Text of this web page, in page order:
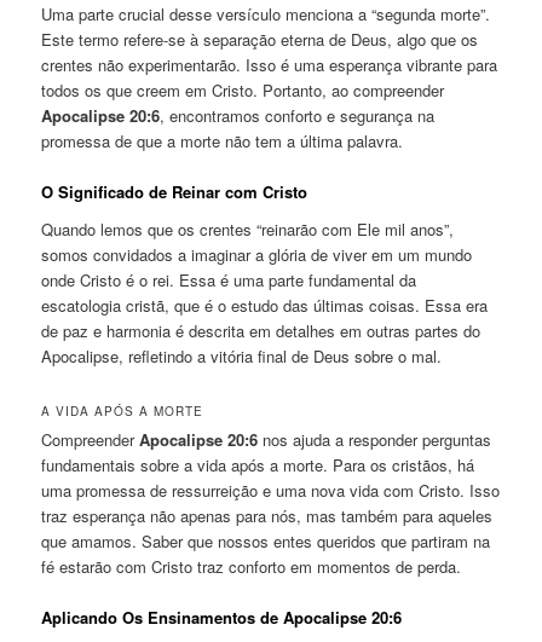
Uma parte crucial desse versículo menciona a “segunda morte”.
Este termo refere-se à separação eterna de Deus, algo que os
crentes não experimentarão. Isso é uma esperança vibrante para
todos os que creem em Cristo. Portanto, ao compreender
Apocalipse 20:6, encontramos conforto e segurança na
promessa de que a morte não tem a última palavra.
O Significado de Reinar com Cristo
Quando lemos que os crentes “reinarão com Ele mil anos”,
somos convidados a imaginar a glória de viver em um mundo
onde Cristo é o rei. Essa é uma parte fundamental da
escatologia cristã, que é o estudo das últimas coisas. Essa era
de paz e harmonia é descrita em detalhes em outras partes do
Apocalipse, refletindo a vitória final de Deus sobre o mal.
A VIDA APÓS A MORTE
CompreenderApocalipse 20:6 nos ajuda a responder perguntas
fundamentais sobre a vida após a morte. Para os cristãos, há
uma promessa de ressurreição e uma nova vida com Cristo. Isso
traz esperança não apenas para nós, mas também para aqueles
que amamos. Saber que nossos entes queridos que partiram na
fé estarão com Cristo traz conforto em momentos de perda.
Aplicando Os Ensinamentos de Apocalipse 20:6